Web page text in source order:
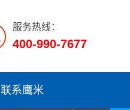
服务热线：
400-990-7677
联系鹰米